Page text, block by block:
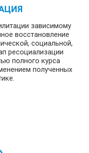
зависимому
восстановление
социальной,
ресоциализации
полного курса
полученных